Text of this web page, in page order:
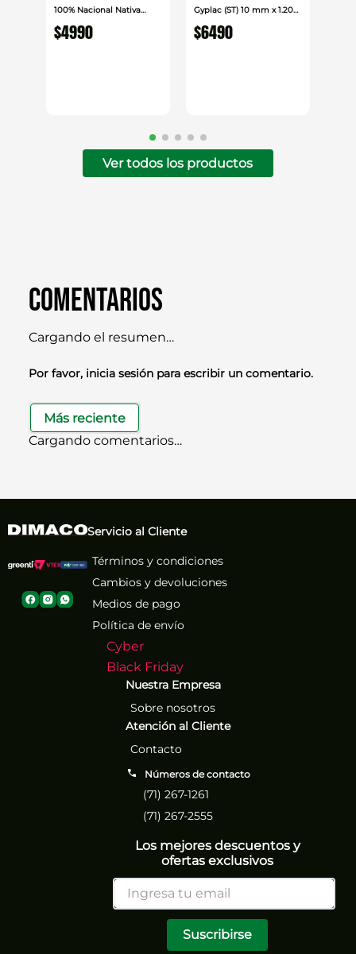
100% Nacional Nativa
Mestre
$4990
Gyplac (ST) 10 mm x 1.20
cm x 2.40cm
$6490
Ver todos los productos
Comentarios
Cargando el resumen…
Por favor, inicia sesión para escribir un comentario.
Más reciente
Cargando comentarios…
Servicio al Cliente
Términos y condiciones
Cambios y devoluciones
Medios de pago
Política de envío
Cyber
Black Friday
Nuestra Empresa
Sobre nosotros
Atención al Cliente
Contacto
Números de contacto
(71) 267-1261
(71) 267-2555
Los mejores descuentos y
ofertas exclusivos
Suscribirse